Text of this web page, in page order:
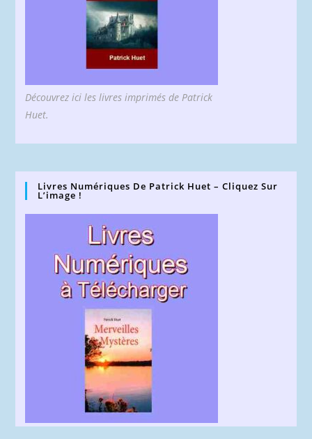
Découvrez ici les livres imprimés de Patrick
Huet.
Livres Numériques De Patrick Huet – Cliquez Sur
L’image !